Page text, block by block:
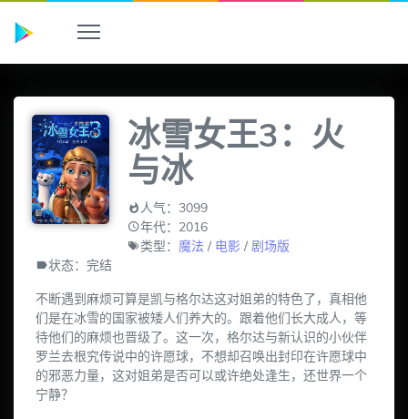
冰雪女王3：火
与冰
人气：3099
年代：2016
类型：魔法 / 电影 /剧场版
状态：完结
不断遇到麻烦可算是凯与格尔达这对姐弟的特色了，真相他
们是在冰雪的国家被矮人们养大的。跟着他们长大成人，等
待他们的麻烦也晋级了。这一次，格尔达与新认识的小伙伴
罗兰去根究传说中的许愿球，不想却召唤出封印在许愿球中
的邪恶力量，这对姐弟是否可以或许绝处逢生，还世界一个
宁静？